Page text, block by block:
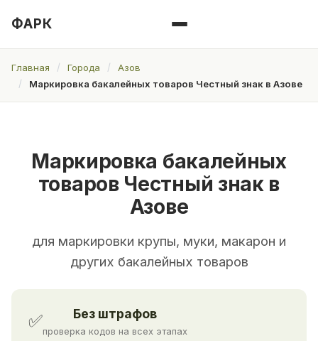
ФАРК
Главная Города
Азов
Маркировка бакалейных товаров Честный знак в Азове
Маркировка бакалейных
товаров Честный знак в
Азове
для маркировки крупы, муки, макарон и
других бакалейных товаров
✅ Без штрафов
проверка кодов на всех этапах